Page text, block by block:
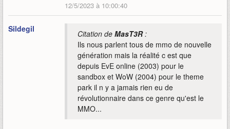
12/5/2023 à 10:00:40
Sildegil Citation de MasT3R:
Ils nous parlent tous de mmo de nouvelle
génération mais la réalité c est que
depuis EvE online (2003) pour le
sandbox et WoW (2004) pour le theme
park il n y a jamais rien eu de
révolutionnaire dans ce genre qu'est le
MMO...